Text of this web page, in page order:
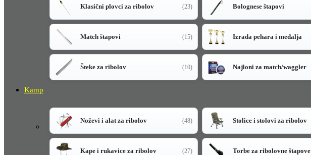
Klasični plovci za ribolov (23) Bolognese štapovi
Match štapovi (15) Izrada pehara i medalja
Šteke za ribolov (10) Najloni za match/waggler
Kamp
Noževi i alat za ribolov (48) Stolice i stolovi za ribolov
Kape i rukavice za ribolov (27) Torbe za ribolovne štapove